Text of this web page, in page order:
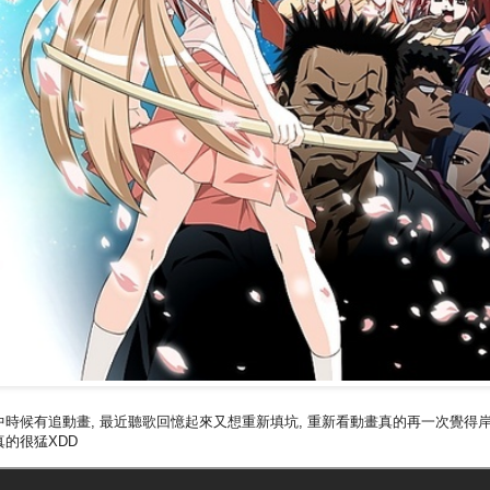
時候有追動畫, 最近聽歌回憶起來又想重新填坑, 重新看動畫真的再一次覺得
的很猛XDD